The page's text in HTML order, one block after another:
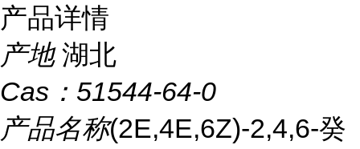
产品详情
产地 湖北
Cas： 51544-64-0
产品名称(2E,4E,6Z)-2,4,6-癸